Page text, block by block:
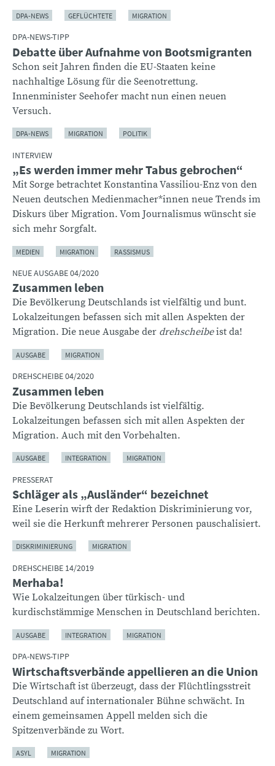
DPA-NEWS GEFLÜCHTETE MIGRATION
DPA-NEWS-TIPP
Debatte über Aufnahme von Bootsmigranten
Schon seit Jahren finden die EU-Staaten keine
nachhaltige Lösung für die Seenotrettung.
Innenminister Seehofer macht nun einen neuen
Versuch.
DPA-NEWS MIGRATION POLITIK
INTERVIEW
„Es werden immer mehr Tabus gebrochen“
Mit Sorge betrachtet Konstantina Vassiliou-Enz von den
Neuen deutschen Medienmacher*innen neue Trends im
Diskurs über Migration. Vom Journalismus wünscht sie
sich mehr Sorgfalt.
MEDIEN MIGRATION RASSISMUS
NEUE AUSGABE 04/2020
Zusammen leben
Die Bevölkerung Deutschlands ist vielfältig und bunt.
Lokalzeitungen befassen sich mit allen Aspekten der
Migration. Die neue Ausgabe der drehscheibeist da!
AUSGABE MIGRATION
DREHSCHEIBE 04/2020
Zusammen leben
Die Bevölkerung Deutschlands ist vielfältig.
Lokalzeitungen befassen sich mit allen Aspekten der
Migration. Auch mit den Vorbehalten.
AUSGABE INTEGRATION MIGRATION
PRESSERAT
Schläger als „Ausländer“ bezeichnet
Eine Leserin wirft der Redaktion Diskriminierung vor,
weil sie die Herkunft mehrerer Personen pauschalisiert.
DISKRIMINIERUNG MIGRATION
DREHSCHEIBE 14/2019
Merhaba!
Wie Lokalzeitungen über türkisch- und
kurdischstämmige Menschen in Deutschland berichten.
AUSGABE INTEGRATION MIGRATION
DPA-NEWS-TIPP
Wirtschaftsverbände appellieren an die Union
Die Wirtschaft ist überzeugt, dass der Flüchtlingsstreit
Deutschland auf internationaler Bühne schwächt. In
einem gemeinsamen Appell melden sich die
Spitzenverbände zu Wort.
ASYL MIGRATION